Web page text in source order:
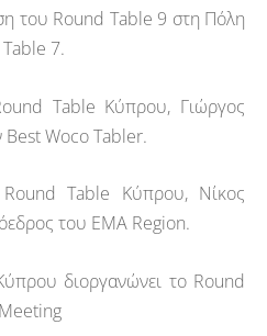
του Round Table 9 στη Πόλη
7.
Table Κύπρου, Γιώργος
Woco Tabler.
Table Κύπρου, Νίκος
του ΕΜΑ Region.
διοργανώνει το Round